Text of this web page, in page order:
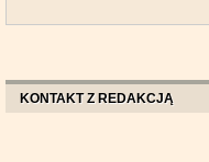
KONTAKT Z REDAKCJĄ